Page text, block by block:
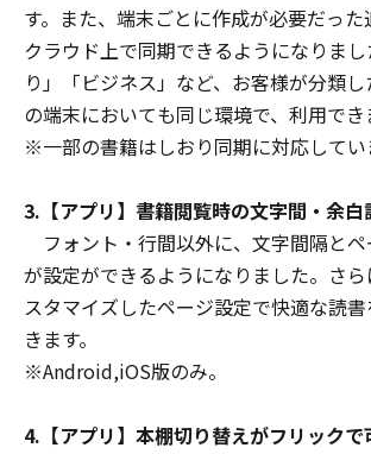
す。また、端末ごとに作成が必要だった
クラウド上で同期できるようになりま
り」「ビジネス」など、お客様が分類
の端末においても同じ環境で、利用でき
※一部の書籍はしおり同期に対応してい
3.【アプリ】書籍閲覧時の文字間・余
フォント・行間以外に、文字間隔と
が設定ができるようになりました。さ
スタマイズしたページ設定で快適な読
きます。
※Android,iOS版のみ。
4.【アプリ】本棚切り替えがフリックで